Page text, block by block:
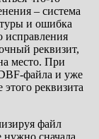
– система
и ошибка
исправления
реквизит,
место. При
файла и уже
реквизита
файл
сначала